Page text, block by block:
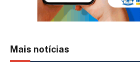
Mais notícias